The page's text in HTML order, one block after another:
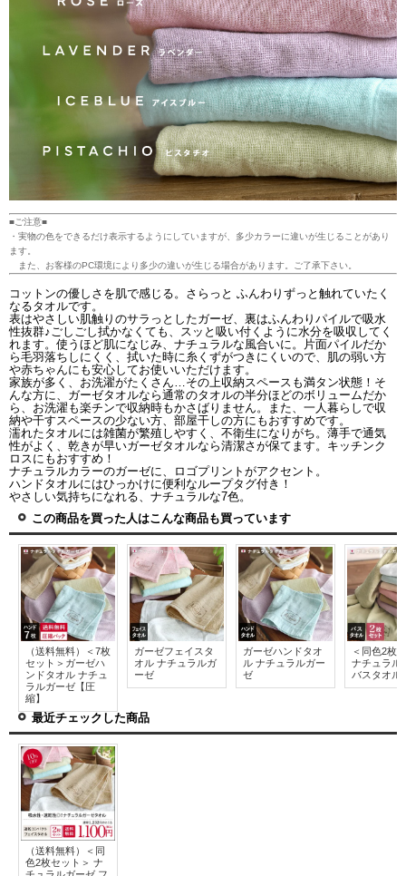
■ご注意■
・実物の色をできるだけ表示するようにしていますが、多少カラーに違いが生じることがあり
ます。
また、お客様のPC環境により多少の違いが生じる場合があります。ご了承下さい。
コットンの優しさを肌で感じる。さらっと ふんわりずっと触れていたく
なるタオルです。
表はやさしい肌触りのサラっとしたガーゼ、裏はふんわりパイルで吸水
性抜群♪ごしごし拭かなくても、スッと吸い付くように水分を吸収してく
れます。使うほど肌になじみ、ナチュラルな風合いに。片面パイルだか
ら毛羽落ちしにくく、拭いた時に糸くずがつきにくいので、肌の弱い方
や赤ちゃんにも安心してお使いいただけます。
家族が多く、お洗濯がたくさん…その上収納スペースも満タン状態！そ
んな方に、ガーゼタオルなら通常のタオルの半分ほどのボリュームだか
ら、お洗濯も楽チンで収納時もかさばりません。また、一人暮らしで収
納や干すスペースの少ない方、部屋干しの方にもおすすめです。
濡れたタオルには雑菌が繁殖しやすく、不衛生になりがち。薄手で通気
性がよく、乾きが早いガーゼタオルなら清潔さが保てます。キッチンク
ロスにもおすすめ！
ナチュラルカラーのガーゼに、ロゴプリントがアクセント。
ハンドタオルにはひっかけに便利なループタグ付き！
やさしい気持ちになれる、ナチュラルな7色。
この商品を買った人はこんな商品も買っています
（送料無料）＜7枚
セット＞ガーゼハ
ンドタオル ナチュ
ラルガーゼ【圧
縮】
ガーゼフェイスタ
オル ナチュラルガ
ーゼ
ガーゼハンドタオ
ル ナチュラルガー
ゼ
＜同色2枚
ナチュラル
バスタオル
最近チェックした商品
（送料無料）＜同
色2枚セット＞ ナ